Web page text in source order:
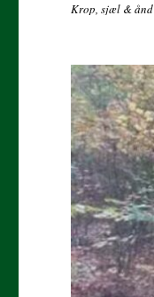
Krop, sjæl & ånd